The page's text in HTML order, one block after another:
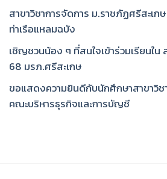
สาขาวิชาการจัดการ ม.ราชภัฏศรีสะเ
ท่าเรือแหลมฉบัง
เชิญชวนน้อง ๆ ที่สนใจเข้าร่วมเรียนใน
68 มรภ.ศรีสะเกษ
ขอแสดงความยินดีกับนักศึกษาสาขาวิช
คณะบริหารธุรกิจและการบัญชี